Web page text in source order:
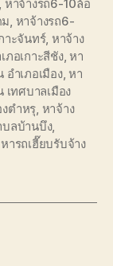
หาจ้างรถ6-10ล้อ
, หาจ้างรถ6-
าะจันทร์, หาจ้าง
อเกาะสีชัง,หา
ำเภอเมือง,หา
ทศบาลเมือง
ตำหรุ, หาจ้าง
บลบ้านบึง,
หารถเฮี๊ยบรับจ้าง